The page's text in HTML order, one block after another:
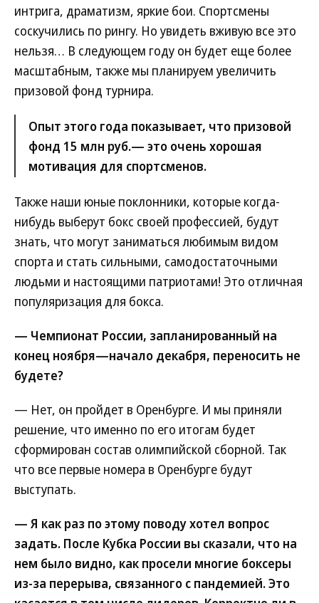
интрига, драматизм, яркие бои. Спортсмены
соскучились по рингу. Но увидеть вживую все это
нельзя… В следующем году он будет еще более
масштабным, также мы планируем увеличить
призовой фонд турнира.
Опыт этого года показывает, что призовой
фонд 15 млн руб.— это очень хорошая
мотивация для спортсменов.
Также наши юные поклонники, которые когда-
нибудь выберут бокс своей профессией, будут
знать, что могут заниматься любимым видом
спорта и стать сильными, самодостаточными
людьми и настоящими патриотами! Это отличная
популяризация для бокса.
— Чемпионат России, запланированный на
конец ноября—начало декабря, переносить не
будете?
— Нет, он пройдет в Оренбурге. И мы приняли
решение, что именно по его итогам будет
сформирован состав олимпийской сборной. Так
что все первые номера в Оренбурге будут
выступать.
— Я как раз по этому поводу хотел вопрос
задать. После Кубка России вы сказали, что на
нем было видно, как просели многие боксеры
из-за перерыва, связанного с пандемией. Это